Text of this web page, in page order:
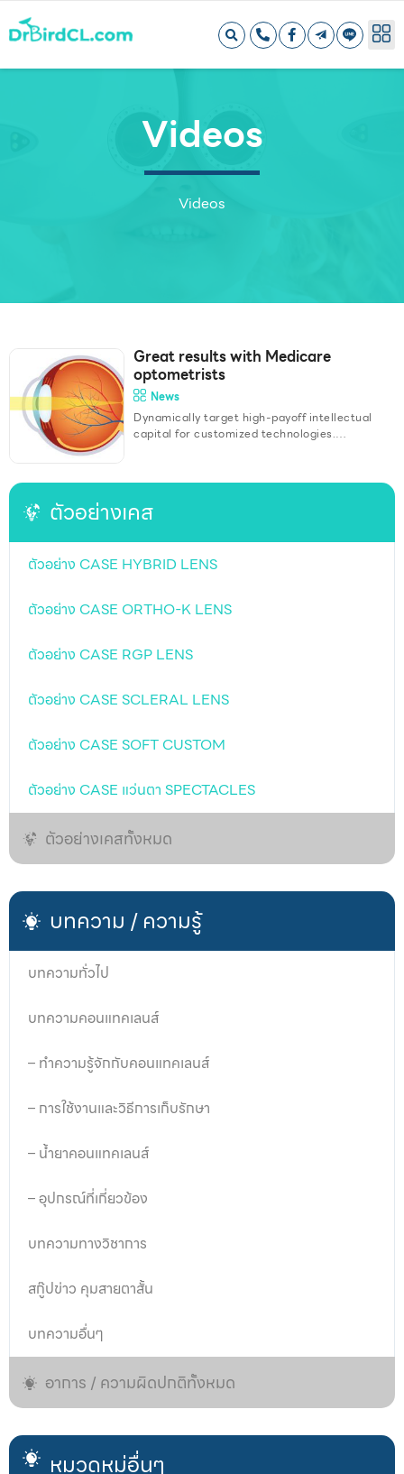
Videos
Videos
ตัวอย่างเคส
ตัวอย่าง CASE HYBRID LENS
ตัวอย่าง CASE ORTHO-K LENS
ตัวอย่าง CASE RGP LENS
ตัวอย่าง CASE SCLERAL LENS
ตัวอย่าง CASE SOFT CUSTOM
ตัวอย่าง CASE แว่นตา SPECTACLES
ตัวอย่างเคสทั้งหมด
บทความ / ความรู้
บทความทั่วไป
บทความคอนแทคเลนส์
– ทำความรู้จักกับคอนแทคเลนส์
– การใช้งานและวิธีการเก็บรักษา
– น้ำยาคอนแทคเลนส์
– อุปกรณ์ที่เกี่ยวข้อง
บทความทางวิชาการ
สกู๊ปข่าว คุมสายตาสั้น
บทความอื่นๆ
อาการ / ความผิดปกติทั้งหมด
หมวดหมู่อื่นๆ
Great results with Medicare
optometrists
News
Dynamically target high-payoff intellectual
capital for customized technologies.
communities.